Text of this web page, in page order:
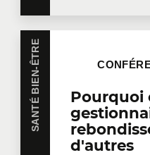
SANTÉ BIEN-ÊTRE
Pourquoi
d'autres